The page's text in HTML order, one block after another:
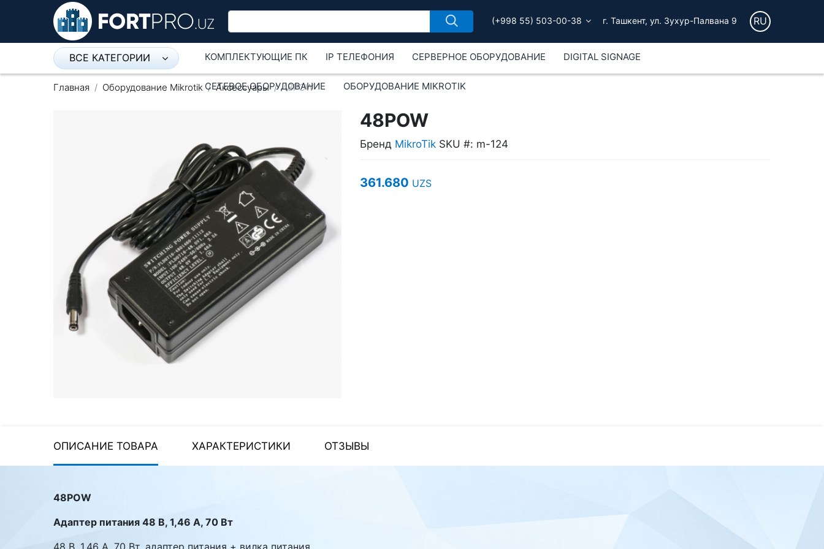
(+998 55) 503-00-38 г. Ташкент, ул. Зухур-Палвана 9 RU
ВСЕ КАТЕГОРИИ
Микрофон
Модемы ADSL, Wan/Lan
Роутеры, Wi-Fi
IP Телефония
Стереосистемы
Серверное оборудование
UPS Источники
бесперебойного питания
Системы охлаждения
Видеоконференцсвязь
Digital Signage
Видеонаблюдение
Компьютеры Fujitsu
КОМПЛЕКТУЮЩИЕ ПК IP ТЕЛЕФОНИЯ СЕРВЕРНОЕ ОБОРУДОВАНИЕ DIGITAL SIGNAGE
СЕТЕВОЕ ОБОРУДОВАНИЕ ОБОРУДОВАНИЕ MIKROTIK
Главная Оборудование Mikrotik Аксессуары 48POW
48POW
Бренд MikroTik SKU #: m-124
361.680 UZS
ОПИСАНИЕ ТОВАРА ХАРАКТЕРИСТИКИ ОТЗЫВЫ
48POW
Адаптер питания 48 В, 1,46 А, 70 Вт
48 В, 1,46 А, 70 Вт, адаптер питания + вилка питания